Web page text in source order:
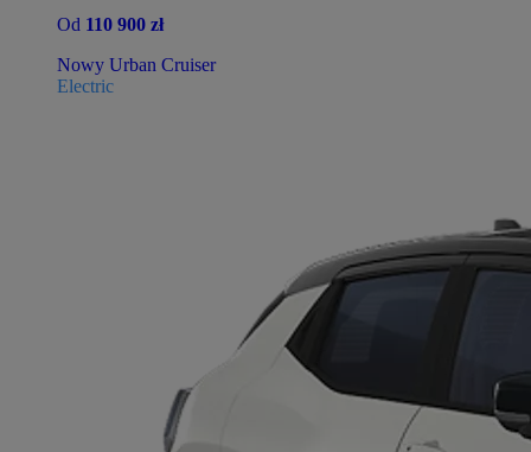
Od 110 900 zł
Nowy Urban Cruiser
Electric